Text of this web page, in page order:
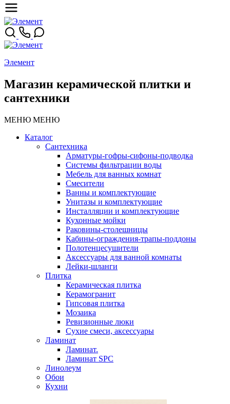
Элемент
Магазин керамической плитки и
сантехники
МЕНЮ МЕНЮ
Каталог
Сантехника
Арматуры-гофры-сифоны-подводка
Системы фильтрации воды
Мебель для ванных комнат
Смесители
Ванны и комплектующие
Унитазы и комплектующие
Инсталляции и комплектующие
Кухонные мойки
Раковины-столешницы
Кабины-ограждения-трапы-поддоны
Полотенцесушители
Аксессуары для ванной комнаты
Лейки-шланги
Плитка
Керамическая плитка
Керамогранит
Гипсовая плитка
Мозаика
Ревизионные люки
Сухие смеси, аксессуары
Ламинат
Ламинат.
Ламинат SPC
Линолеум
Обои
Кухни